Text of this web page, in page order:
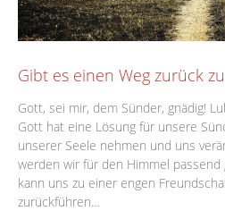
Gibt es einen Weg zurück
Gott, sei mir, dem Sünder, gnädig!
Gott hat eine Lösung für unsere
unserer Seele nehmen und uns
werden wir für den Himmel passend
kann uns zu einer engen
zurückführen…